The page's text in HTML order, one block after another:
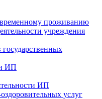
проживанию
учреждения
ИП
ИП
услуг